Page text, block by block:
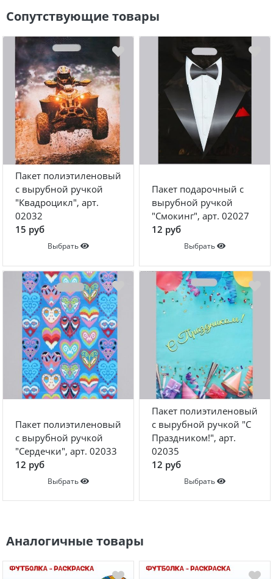
Сопутствующие товары
Пакет полиэтиленовый
с вырубной ручкой
"Квадроцикл", арт.
02032
15 руб
Выбрать
Пакет подарочный с
вырубной ручкой
"Смокинг", арт. 02027
12 руб
Выбрать
Пакет полиэтиленовый
с вырубной ручкой
"Сердечки", арт. 02033
12 руб
Выбрать
Пакет полиэтиленовый
с вырубной ручкой "С
Праздником!", арт.
02035
12 руб
Выбрать
Аналогичные товары